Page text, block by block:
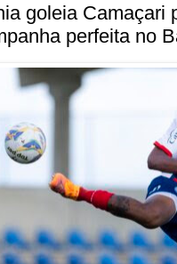
goleia Camaçari
perfeita no